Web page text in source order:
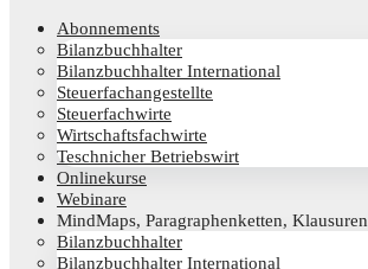
Abon­ne­ments
Bilanz­buch­hal­ter
Bilanz­buch­hal­ter International
Steu­er­fach­an­ge­stell­te
Steu­er­fach­wir­te
Wirt­schafts­fach­wir­te
Teschni­cher Betriebswirt
Online­kur­se
Web­i­na­re
Mind­Maps, Para­gra­phen­ket­ten, Klausuren
Bilanz­buch­hal­ter
Bilanz­buch­hal­ter International